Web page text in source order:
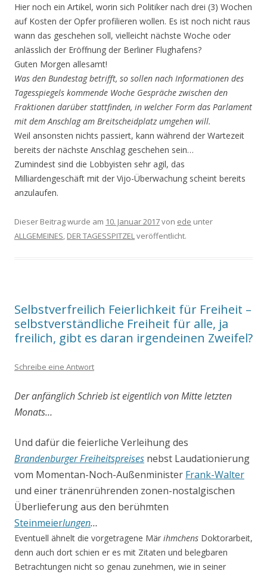
Hier noch ein Artikel, worin sich Politiker nach drei (3) Wochen
auf Kosten der Opfer profilieren wollen. Es ist noch nicht raus
wann das geschehen soll, vielleicht nächste Woche oder
anlässlich der Eröffnung der Berliner Flughafens?
Guten Morgen allesamt!
Was den Bundestag betrifft, so sollen nach Informationen des
Tagesspiegels kommende Woche Gespräche zwischen den
Fraktionen darüber stattfinden, in welcher Form das Parlament
mit dem Anschlag am Breitscheidplatz umgehen will.
Weil ansonsten nichts passiert, kann während der Wartezeit
bereits der nächste Anschlag geschehen sein…
Zumindest sind die Lobbyisten sehr agil, das
Milliardengeschäft mit der Vijo-Überwachung scheint bereits
anzulaufen.
Dieser Beitrag wurde am 10. Januar 2017von ede unter
ALLGEMEINES, DER TAGESSPITZELveröffentlicht.
Selbstverfreilich Feierlichkeit für Freiheit –
selbstverständliche Freiheit für alle, ja
freilich, gibt es daran irgendeinen Zweifel?
Schreibe eine Antwort
Der anfänglich Schrieb ist eigentlich von Mitte letzten
Monats…
Und dafür die feierliche Verleihung des
Brandenburger Freiheitspreises nebst Laudationierung
vom Momentan-Noch-Außenminister Frank-Walter
und einer tränenrührenden zonen-nostalgischen
Überlieferung aus den berühmten
Steinmeierlungen…
Eventuell ähnelt die vorgetragene Mär ihmchens Doktorarbeit,
denn auch dort schien er es mit Zitaten und belegbaren
Betrachtungen nicht so genau zunehmen, wie in seiner